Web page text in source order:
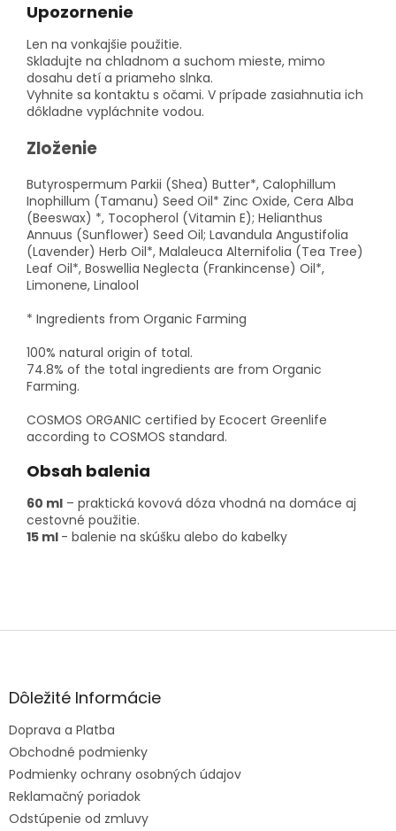
Upozornenie
Len na vonkajšie použitie.
Skladujte na chladnom a suchom mieste, mimo
dosahu detí a priameho slnka.
Vyhnite sa kontaktu s očami. V prípade zasiahnutia ich
dôkladne vypláchnite vodou.
Zloženie
Butyrospermum Parkii (Shea) Butter*, Calophillum
Inophillum (Tamanu) Seed Oil* Zinc Oxide, Cera Alba
(Beeswax) *, Tocopherol (Vitamin E); Helianthus
Annuus (Sunflower) Seed Oil; Lavandula Angustifolia
(Lavender) Herb Oil*, Malaleuca Alternifolia (Tea Tree)
Leaf Oil*, Boswellia Neglecta (Frankincense) Oil*,
Limonene, Linalool
* Ingredients from Organic Farming
100% natural origin of total.
74.8% of the total ingredients are from Organic
Farming.
COSMOS ORGANIC certified by Ecocert Greenlife
according to COSMOS standard.
Obsah balenia
60 ml – praktická kovová dóza vhodná na domáce aj
cestovné použitie.
15 ml - balenie na skúšku alebo do kabelky
Z
ä
e
Dôležité Informácie
Doprava a Platba
Obchodné podmienky
Podmienky ochrany osobných údajov
Reklamačný poriadok
Odstúpenie od zmluvy